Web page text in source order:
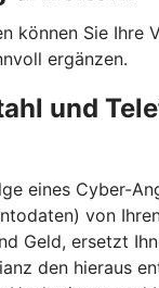
können Sie Ihre
ergänzen.
und
eines Cyber-
von
Geld, ersetzt
den hieraus